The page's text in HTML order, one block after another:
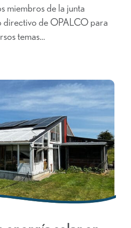
miembros de la junta
directivo de OPALCO para
temas…